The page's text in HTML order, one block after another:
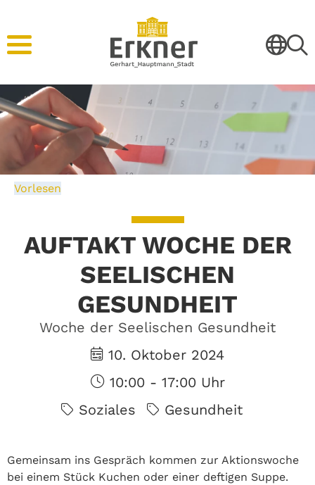
Vorlesen
AUFTAKT WOCHE DER
SEELISCHEN
GESUNDHEIT
Woche der Seelischen Gesundheit
10. Oktober 2024
10:00 - 17:00 Uhr
Soziales
Gesundheit
Gemeinsam ins Gespräch kommen zur Aktionswoche
bei einem Stück Kuchen oder einer deftigen Suppe.